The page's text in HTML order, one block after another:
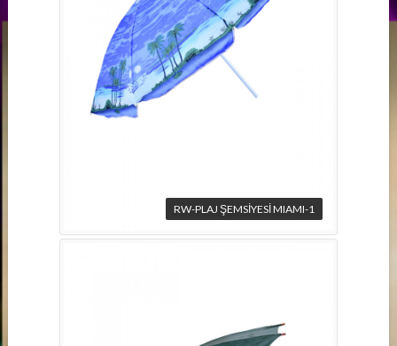
RW-PLAJ ŞEMSİYESİ MIAMI-1